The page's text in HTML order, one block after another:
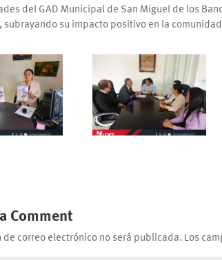
del GAD Municipal de San Miguel de los
subrayando su impacto positivo en la
Comment
de correo electrónico no será publicada. Los